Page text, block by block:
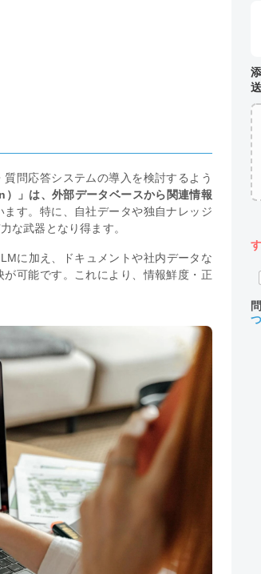
問応答システムの導入を検討するよう
」は、外部データベースから関連情報
ます。特に、自社データや独自ナレッジ
な武器となり得ます。
に加え、ドキュメントや社内データな
可能です。これにより、情報鮮度・正